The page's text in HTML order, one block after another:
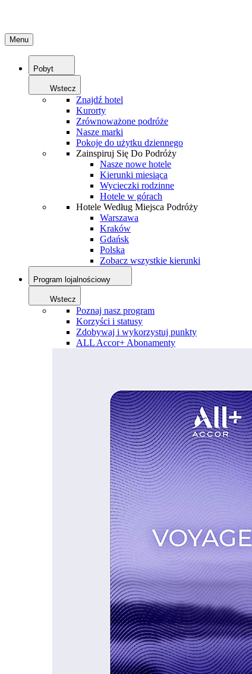
Menu
Pobyt
Wstecz
Znajdź hotel
Kurorty
Zrównoważone podróże
Nasze marki
Pokoje do użytku dziennego
Zainspiruj Się Do Podróży
Nasze nowe hotele
Kierunki miesiąca
Wycieczki rodzinne
Hotele w górach
Hotele Według Miejsca Podróży
Warszawa
Kraków
Gdańsk
Polska
Zobacz wszystkie kierunki
Program lojalnościowy
Wstecz
Poznaj nasz program
Korzyści i statusy
Zdobywaj i wykorzystuj punkty
ALL Accor+ Abonamenty